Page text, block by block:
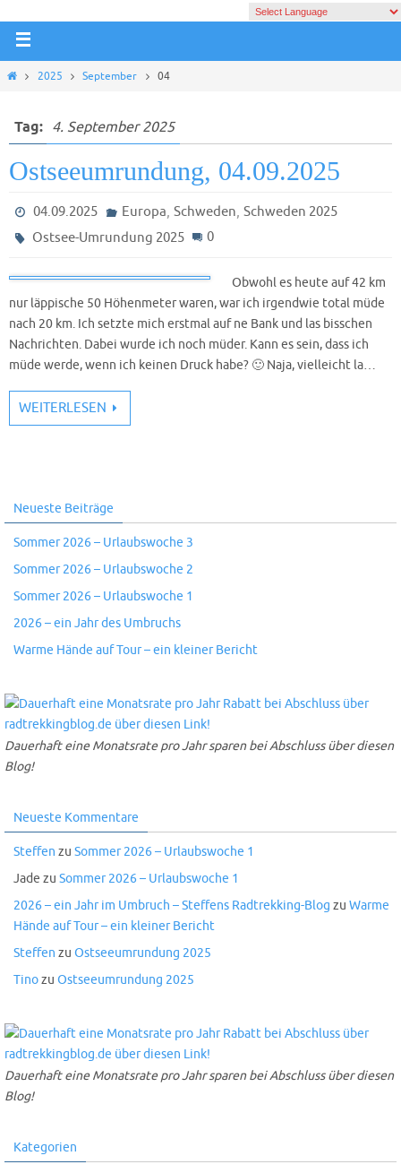
2025 September 04
Tag: 4. September 2025
Ostseeumrundung, 04.09.2025
04.09.2025 Europa, Schweden, Schweden 2025
Ostsee-Umrundung 2025
0
Obwohl es heute auf 42 km
nur läppische 50 Höhenmeter waren, war ich irgendwie total müde
nach 20 km. Ich setzte mich erstmal auf ne Bank und las bisschen
Nachrichten. Dabei wurde ich noch müder. Kann es sein, dass ich
müde werde, wenn ich keinen Druck habe? 🙂 Naja, vielleicht la…
WEITERLESEN
Neueste Beiträge
Sommer 2026 – Urlaubswoche 3
Sommer 2026 – Urlaubswoche 2
Sommer 2026 – Urlaubswoche 1
2026 – ein Jahr des Umbruchs
Warme Hände auf Tour – ein kleiner Bericht
Dauerhaft eine Monatsrate pro Jahr sparen bei Abschluss über diesen
Blog!
Neueste Kommentare
Steffen zu Sommer 2026 – Urlaubswoche 1
Jade zu Sommer 2026 – Urlaubswoche 1
2026 – ein Jahr im Umbruch – Steffens Radtrekking-Blog zu Warme
Hände auf Tour – ein kleiner Bericht
Steffen zu Ostseeumrundung 2025
Tinozu Ostseeumrundung 2025
Dauerhaft eine Monatsrate pro Jahr sparen bei Abschluss über diesen
Blog!
Kategorien